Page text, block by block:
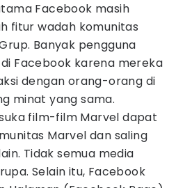
Facebook masih
fitur wadah komunitas
Banyak pengguna
Facebook karena mereka
dengan orang-orang di
minat yang sama.
film-film Marvel dapat
Marvel dan saling
Tidak semua media
Selain itu, Facebook